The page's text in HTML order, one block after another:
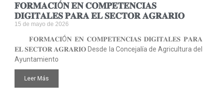
𝐅𝐎𝐑𝐌𝐀𝐂𝐈Ó𝐍 𝐄𝐍 𝐂𝐎𝐌𝐏𝐄𝐓𝐄𝐍𝐂𝐈𝐀𝐒
𝐃𝐈𝐆𝐈𝐓𝐀𝐋𝐄𝐒 𝐏𝐀𝐑𝐀 𝐄𝐋 𝐒𝐄𝐂𝐓𝐎𝐑 𝐀𝐆𝐑𝐀𝐑𝐈𝐎
15 de mayo de 2026
𝐅𝐎𝐑𝐌𝐀𝐂𝐈Ó𝐍 𝐄𝐍 𝐂𝐎𝐌𝐏𝐄𝐓𝐄𝐍𝐂𝐈𝐀𝐒 𝐃𝐈𝐆𝐈𝐓𝐀𝐋𝐄𝐒 𝐏𝐀𝐑𝐀
𝐄𝐋 𝐒𝐄𝐂𝐓𝐎𝐑 𝐀𝐆𝐑𝐀𝐑𝐈𝐎 Desde la Concejalía de Agricultura del
Ayuntamiento
Leer Más